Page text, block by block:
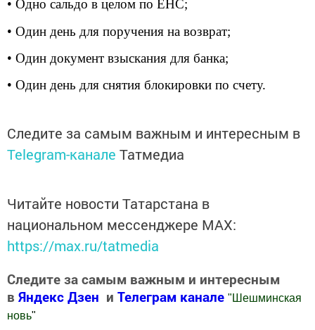
• Одно сальдо в целом по ЕНС;
• Один день для поручения на возврат;
• Один документ взыскания для банка;
• Один день для снятия блокировки по счету.
Следите за самым важным и интересным в
Telegram-канале Татмедиа
Читайте новости Татарстана в
национальном мессенджере MАХ:
https://max.ru/tatmedia
Следите за самым важным и интересным
в Яндекс Дзен и Телеграм канале " Шешминская
новь"